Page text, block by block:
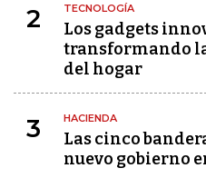
2 TECNOLOGÍA
Los gadgets
transformando
del hogar
3 HACIENDA
Las cinco
nuevo gobierno